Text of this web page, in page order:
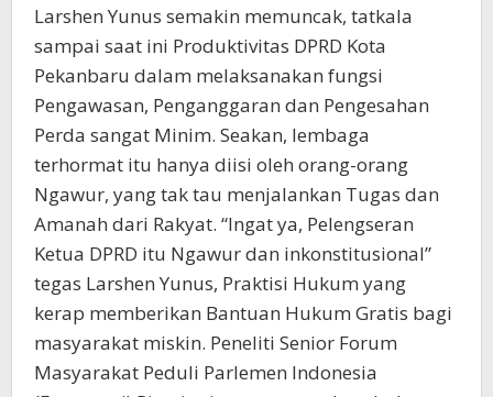
Larshen Yunus semakin memuncak, tatkala
sampai saat ini Produktivitas DPRD Kota
Pekanbaru dalam melaksanakan fungsi
Pengawasan, Penganggaran dan Pengesahan
Perda sangat Minim. Seakan, lembaga
terhormat itu hanya diisi oleh orang-orang
Ngawur, yang tak tau menjalankan Tugas dan
Amanah dari Rakyat. “Ingat ya, Pelengseran
Ketua DPRD itu Ngawur dan inkonstitusional”
tegas Larshen Yunus, Praktisi Hukum yang
kerap memberikan Bantuan Hukum Gratis bagi
masyarakat miskin. Peneliti Senior Forum
Masyarakat Peduli Parlemen Indonesia